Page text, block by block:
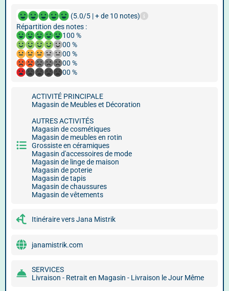
(5.0/5 | + de 10 notes)
Répartition des notes :
100 %
00 %
00 %
00 %
00 %
ACTIVITÉ PRINCIPALE
Magasin de Meubles et Décoration
AUTRES ACTIVITÉS
Magasin de cosmétiques
Magasin de meubles en rotin
Grossiste en céramiques
Magasin d'accessoires de mode
Magasin de linge de maison
Magasin de poterie
Magasin de tapis
Magasin de chaussures
Magasin de vêtements
Itinéraire vers Jana Mistrik
janamistrik.com
SERVICES
Livraison - Retrait en Magasin - Livraison le Jour Même